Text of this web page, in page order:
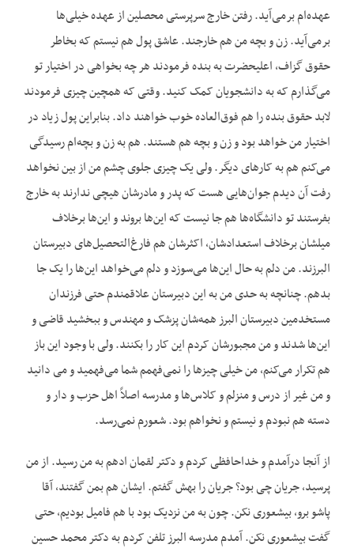
عهده‌ام برمی‌آید. رفتن خارج سرپرستی محصلین از عهده خیلی‌ها
برمی‌آید. زن و بچه من هم خارجند. عاشق پول هم نیستم که بخاطر
حقوق گزاف، اعلیحضرت به بنده فرمودند هر چه بخواهی در اختیار تو
می‌گذارم که به دانشجویان کمک کنید. وقتی که همچین چیزی فرمودند
لابد حقوق بنده را هم فوق‌العاده خوب خواهند داد. بنابراین پول زیاد در
اختیار من خواهد بود و زن و بچه هم هستند. هم به زن و بچه‌ام رسیدگی
می‌کنم هم به کارهای دیگر. ولی یک چیزی جلوی چشم من از بین نخواهد
رفت آن دیدم جوان‌هایی هست که پدر و مادرشان هیچی ندارند به خارج
بفرستند تو دانشگاه‌ها هم جا نیست که این‌ها بروند و این‌ها برخلاف
میلشان برخلاف استعدادشان، اکثرشان هم فارغ‌التحصیل‌های دبیرستان
البرزند. من دلم به حال این‌ها می‌سوزد و دلم می‌خواهد این‌ها را یک جا
بدهم. چنانچه به حدی من به این دبیرستان علاقمندم حتی فرزندان
مستخدمین دبیرستان البرز همه‌شان پزشک و مهندس و ببخشید قاضی و
این‌ها شدند و من مجبورشان کردم این کار را بکنند. ولی با وجود این باز
هم تکرار می‌کنم، من خیلی چیزها را نمی‌فهمم شما می‌فهمید و می دانید
و من غیر از درس و منزلم و کلاس‌ها و مدرسه اصلاً اهل حزب و دار و
دسته هم نبودم و نیستم و نخواهم بود. شعورم نمی‌رسد.
از آنجا درآمدم و خداحافظی کردم و دکتر لقمان ادهم به من رسید. از من
پرسید، جریان چی بود؟ جریان را بهش گفتم. ایشان هم بمن گفتند، آقا
پاشو برو، بیشعوری نکن. چون به من نزدیک بود با هم فامیل بودیم، حتی
گفت بیشعوری نکن. آمدم مدرسه البرز تلفن کردم به دکتر محمد حسین